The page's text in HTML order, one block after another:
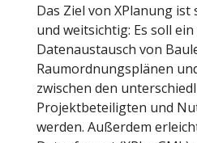
Das Ziel von XPlanung
und weitsichtig: Es soll
Datenaustausch von
Raumordnungsplänen
zwischen den
Projektbeteiligten und
werden. Außerdem